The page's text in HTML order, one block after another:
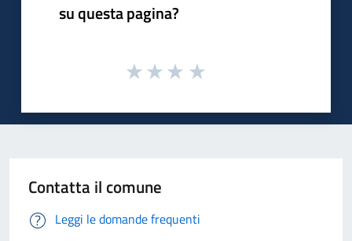
su questa pagina?
Contatta il comune
Leggi le domande frequenti